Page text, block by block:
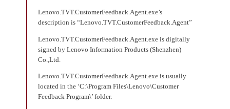
Lenovo.TVT.CustomerFeedback.Agent.exe’s
description is “Lenovo.TVT.CustomerFeedback.Agent”
Lenovo.TVT.CustomerFeedback.Agent.exe is digitally
signed by Lenovo Information Products (Shenzhen)
Co.,Ltd.
Lenovo.TVT.CustomerFeedback.Agent.exe is usually
located in the ‘C:\Program Files\Lenovo\Customer
Feedback Program\’ folder.